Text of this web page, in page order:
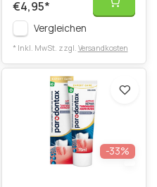
€4,95*
Vergleichen
* Inkl. MwSt. zzgl. Versandkosten
-33%